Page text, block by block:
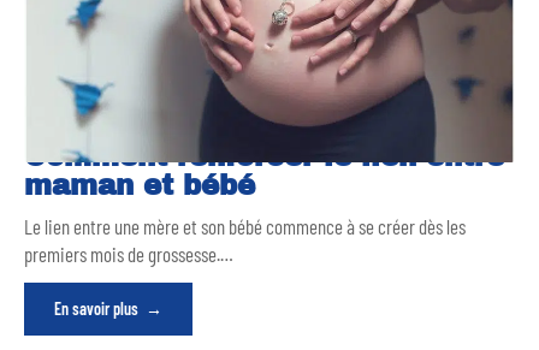
Comment renforcer le lien entre
maman et bébé
Le lien entre une mère et son bébé commence à se créer dès les
premiers mois de grossesse.…
En savoir plus